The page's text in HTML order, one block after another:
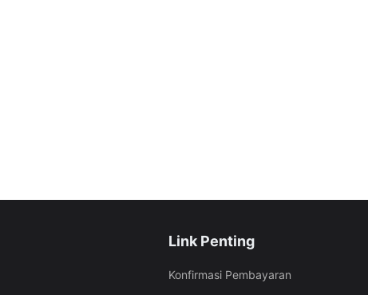
Link Penting
Konfirmasi Pembayaran